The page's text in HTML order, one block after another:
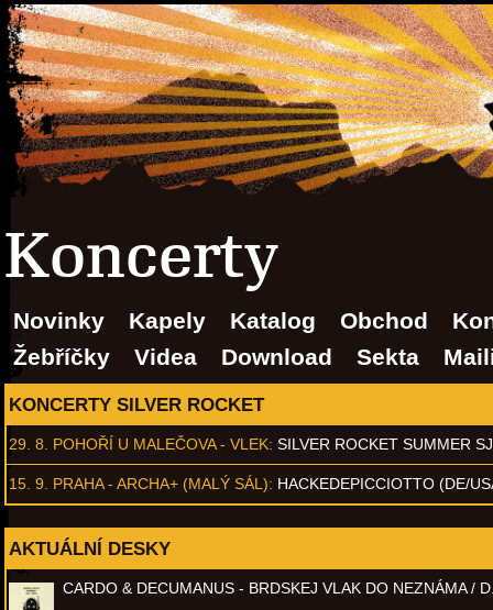
Koncerty
Novinky Kapely Katalog Obchod
Žebříčky
Videa Download Sekta
KONCERTY SILVER ROCKET
29. 8. POHOŘÍ U MALEČOVA - VLEK: SILVER ROCKET SUMMER
15. 9. PRAHA - ARCHA+ (MALÝ SÁL): HACKEDEPICCIOTTO (DE/
AKTUÁLNÍ DESKY
CARDO & DECUMANUS - BRDSKEJ VLAK DO NEZNÁMA /